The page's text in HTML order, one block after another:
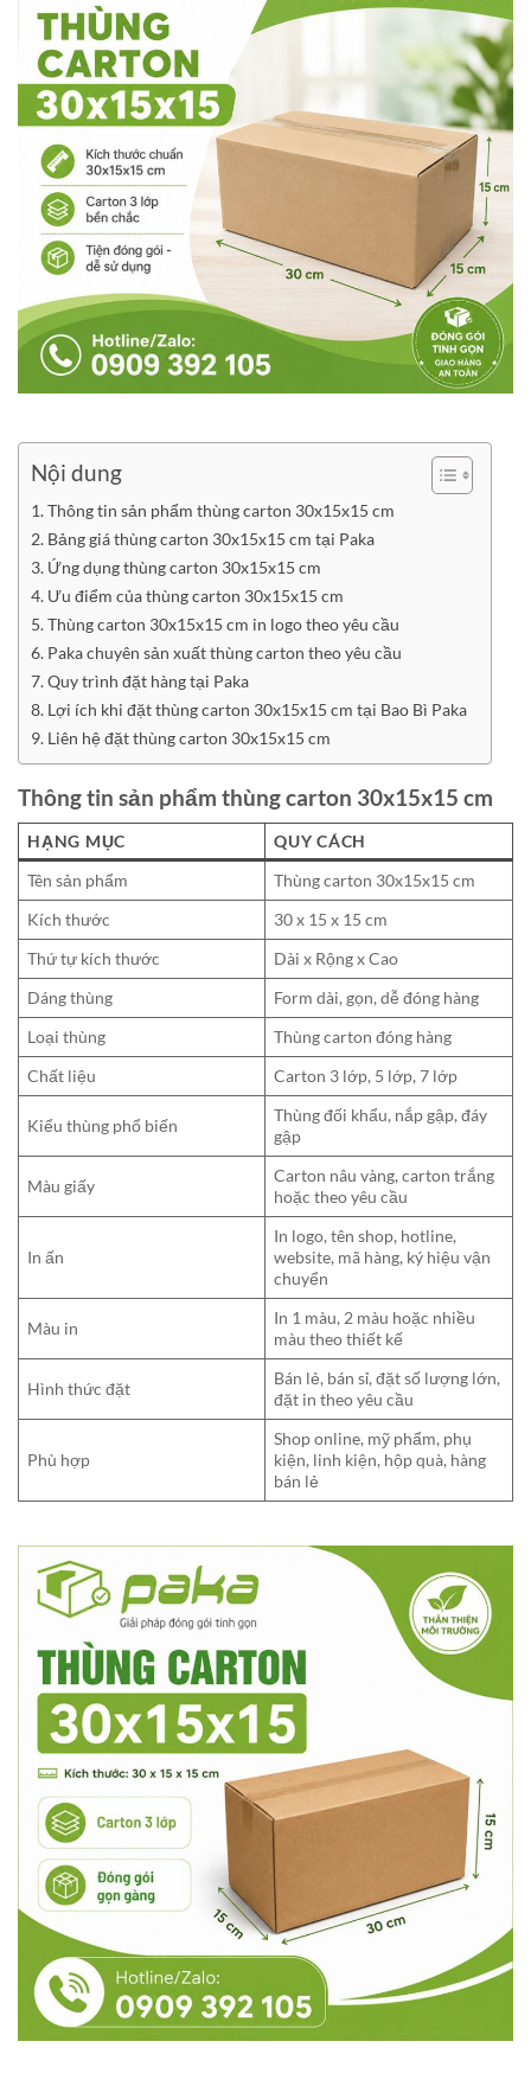
Nội dung
Thông tin sản phẩm thùng carton 30x15x15 cm
Bảng giá thùng carton 30x15x15 cm tại Paka
Ứng dụng thùng carton 30x15x15 cm
Ưu điểm của thùng carton 30x15x15 cm
Thùng carton 30x15x15 cm in logo theo yêu cầu
Paka chuyên sản xuất thùng carton theo yêu cầu
Quy trình đặt hàng tại Paka
Lợi ích khi đặt thùng carton 30x15x15 cm tại Bao Bì Paka
Liên hệ đặt thùng carton 30x15x15 cm
Thông tin sản phẩm thùng carton 30x15x15 cm
HẠNG MỤC
QUY CÁCH
Tên sản phẩm
Thùng carton 30x15x15 cm
Kích thước
30 x 15 x 15 cm
Thứ tự kích thước
Dài x Rộng x Cao
Dáng thùng
Form dài, gọn, dễ đóng hàng
Loại thùng
Thùng carton đóng hàng
Chất liệu
Carton 3 lớp, 5 lớp, 7 lớp
Kiểu thùng phổ biến
Thùng đối khẩu, nắp gập, đáy
gập
Màu giấy
Carton nâu vàng, carton trắng
hoặc theo yêu cầu
In ấn
In logo, tên shop, hotline,
website, mã hàng, ký hiệu vận
chuyển
Màu in
In 1 màu, 2 màu hoặc nhiều
màu theo thiết kế
Hình thức đặt
Bán lẻ, bán sỉ, đặt số lượng lớn,
đặt in theo yêu cầu
Phù hợp
Shop online, mỹ phẩm, phụ
kiện, linh kiện, hộp quà, hàng
bán lẻ